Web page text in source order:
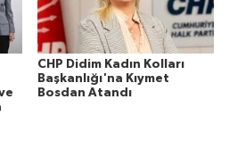
CHP Didim Kadın Kolları
Başkanlığı'na Kıymet
Bosdan Atandı